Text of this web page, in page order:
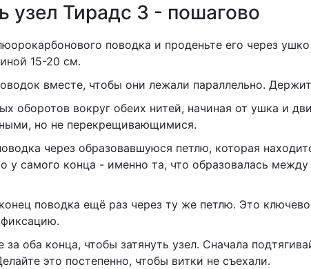
узел Тирадс 3 - пошагово
поводка и проденьте его через
15-20 см.
вместе, чтобы они лежали параллельно.
оборотов вокруг обеих нитей, начиная от ушка и
но не перекрещивающимися.
через образовавшуюся петлю, которая
у самого конца - именно та, что образовалась
поводка ещё раз через ту же петлю. Это
за оба конца, чтобы затянуть узел. Сначала
это постепенно, чтобы витки не съехали.